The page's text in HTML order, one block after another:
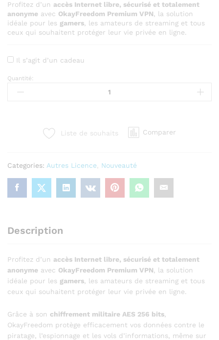
Profitez d’un accès Internet libre, sécurisé et totalement
anonyme avec OkayFreedom Premium VPN, la solution
idéale pour les gamers, les amateurs de streaming et tous
ceux qui souhaitent protéger leur vie privée en ligne.
Il s’agit d’un cadeau
OkayFreedom
Premium
An
|
Appareil
Quantité:
Liste de souhaits Comparer
Categories: Autres Licence Nouveauté
Description
Profitez d’un accès Internet libre, sécurisé et totalement
anonyme avec OkayFreedom Premium VPN , la solution
idéale pour les gamers , les amateurs de streaming et tous
ceux qui souhaitent protéger leur vie privée en ligne.
Grâce à son chiffrement militaire AES 256 bits
OkayFreedom protège efficacement vos données contre le
piratage, l’espionnage et les vols d’informations, même sur